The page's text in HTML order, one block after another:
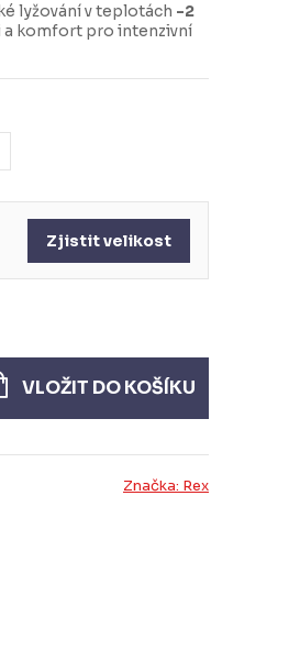
lyžování v teplotách -2
a komfort pro intenzivní
Zjistit velikost
VLOŽIT DO KOŠÍKU
Značka: Rex